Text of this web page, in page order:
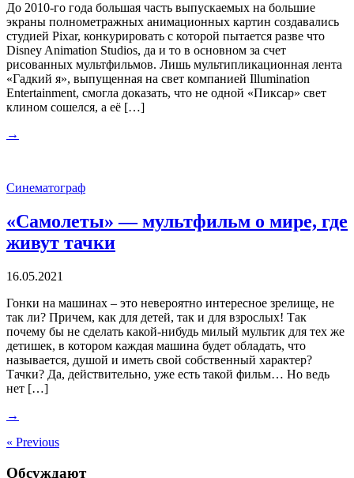
До 2010-го года большая часть выпускаемых на большие
экраны полнометражных анимационных картин создавались
студией Pixar, конкурировать с которой пытается разве что
Disney Animation Studios, да и то в основном за счет
рисованных мультфильмов. Лишь мультипликационная лента
«Гадкий я», выпущенная на свет компанией Illumination
Entertainment, смогла доказать, что не одной «Пиксар» свет
клином сошелся, а её […]
→
Синематограф
«Самолеты» — мультфильм о мире, где
живут тачки
16.05.2021
Гонки на машинах – это невероятно интересное зрелище, не
так ли? Причем, как для детей, так и для взрослых! Так
почему бы не сделать какой-нибудь милый мультик для тех же
детишек, в котором каждая машина будет обладать, что
называется, душой и иметь свой собственный характер?
Тачки? Да, действительно, уже есть такой фильм… Но ведь
нет […]
→
« Previous
Обсуждают